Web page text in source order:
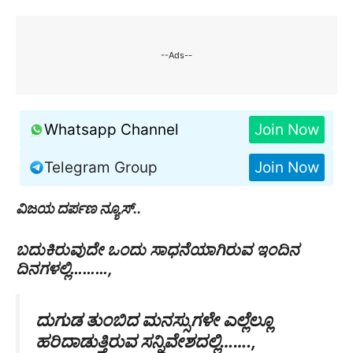
--Ads--
Whatsapp Channel Join Now
Telegram Group Join Now
ವಿಜಯ ದರ್ಪಣ ನ್ಯೂಸ್..
ಬದುಕಿರುವುದೇ ಒಂದು ಸಾಧನೆಯಾಗಿರುವ ಇಂದಿನ
ದಿನಗಳಲ್ಲಿ………,
ದುಗುಡ ತುಂಬಿದ ಮನಸ್ಸುಗಳೇ ಎಲ್ಲೆಲ್ಲೂ
ಹರಿದಾಡುತ್ತಿರುವ ಸನ್ನಿವೇಶದಲ್ಲಿ…….,